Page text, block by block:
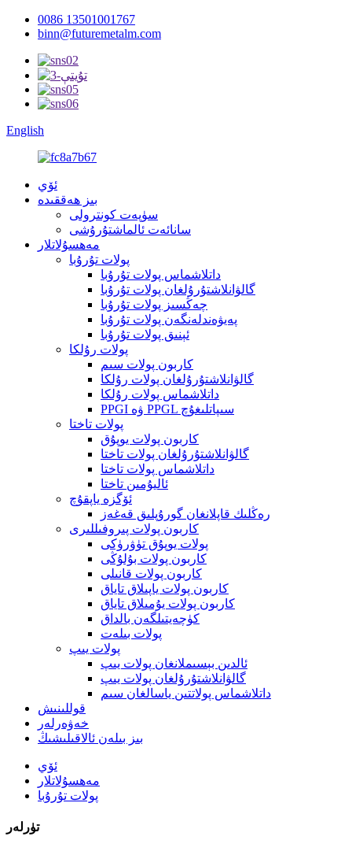
0086 13501001767
binn@futuremetalm.com
English
ئۆي
بىز ھەققىدە
سۈپەت كونترولى
سانائەت ئالماشتۇرۇشى
مەھسۇلاتلار
پولات تۇرۇبا
داتلاشماس پولات تۇرۇبا
گالۋانلاشتۇرۇلغان پولات تۇرۇبا
چەڭسىز پولات تۇرۇبا
پەيۋەندلەنگەن پولات تۇرۇبا
ئېنىق پولات تۇرۇبا
پولات رۇلكا
كاربون پولات سىم
گالۋانلاشتۇرۇلغان پولات رۇلكا
داتلاشماس پولات رۇلكا
PPGI ۋە PPGL سىپاتلىغۇچ
پولات تاختا
كاربون پولات يوپۇق
گالۋانلاشتۇرۇلغان پولات تاختا
داتلاشماس پولات تاختا
ئاليۇمىن تاختا
ئۆگزە ياپقۇچ
رەڭلىك قاپلانغان گورۇپلىق قەغەز
كاربون پولات پىروفىللىرى
پولات يوپۇق تۈۋرۈكى
كاربون پولات بۇلۇڭى
كاربون پولات قانىلى
كاربون پولات ياپىلاق تاياق
كاربون پولات يۇمىلاق تاياق
كۈچەيتىلگەن بالداق
پولات بىلەت
پولات يىپ
ئالدىن بېسىملانغان پولات يىپ
گالۋانلاشتۇرۇلغان پولات يىپ
داتلاشماس پولاتتىن ياسالغان سىم
قوللىنىش
خەۋەرلەر
بىز بىلەن ئالاقىلىشىڭ
ئۆي
مەھسۇلاتلار
پولات تۇرۇبا
تۈرلەر